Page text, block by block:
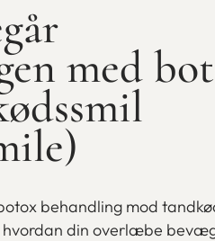
med
behandling mod
din overlæbe